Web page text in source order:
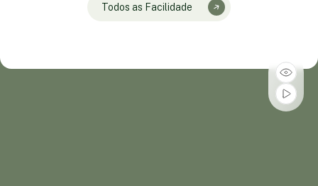
Todos as Facilidade